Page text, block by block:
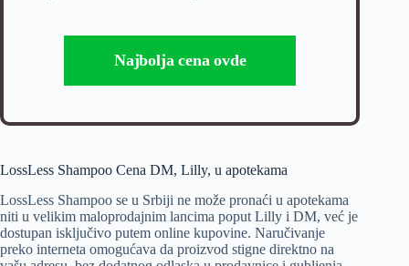
Najbolja cena ovde
LossLess Shampoo Cena DM, Lilly, u apotekama
LossLess Shampoo se u Srbiji ne može pronaći u apotekama
niti u velikim maloprodajnim lancima poput Lilly i DM, već je
dostupan isključivo putem online kupovine. Naručivanje
preko interneta omogućava da proizvod stigne direktno na